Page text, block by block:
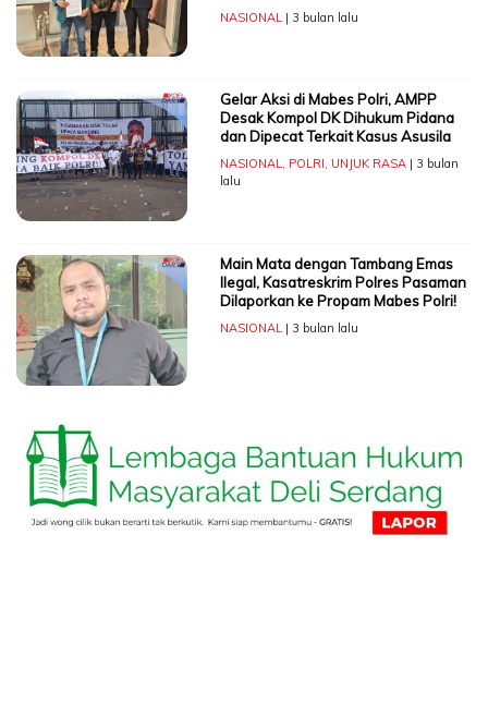
NASIONAL | 3 bulan lalu
Gelar Aksi di Mabes Polri, AMPP
Desak Kompol DK Dihukum Pidana
dan Dipecat Terkait Kasus Asusila
NASIONAL POLRI UNJUK RASA| 3 bulan
lalu
Main Mata dengan Tambang Emas
Ilegal, Kasatreskrim Polres Pasaman
Dilaporkan ke Propam Mabes Polri!
NASIONAL | 3 bulan lalu